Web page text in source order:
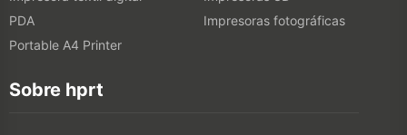
PDA
Impresoras fotográficas
Portable A4 Printer
Sobre hprt